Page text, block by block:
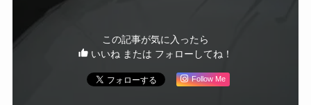
この記事が気に入ったら
いいね または フォローしてね！
Follow Me